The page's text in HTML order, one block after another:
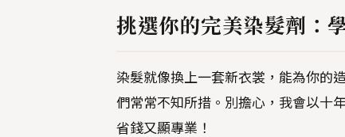
挑選你的完美染髮劑：
染髮就像換上一套新衣裳，能為你的
們常常不知所措。別擔心，我會以十
省錢又顯專業！